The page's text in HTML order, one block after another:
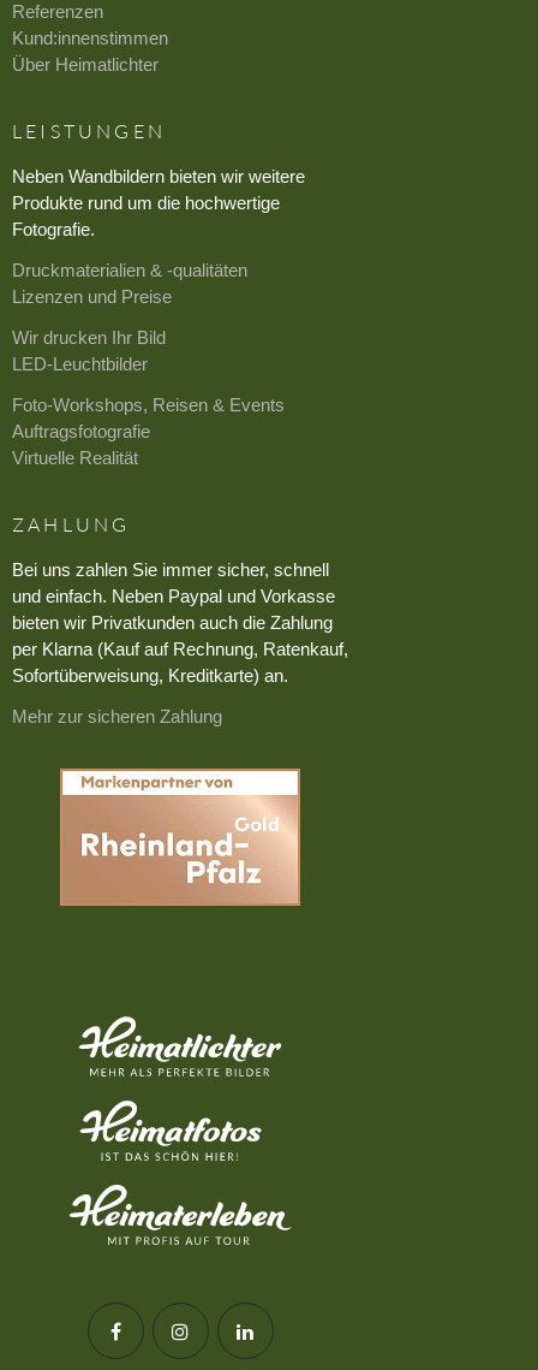
Referenzen
Kund:innenstimmen
Über Heimatlichter
LEISTUNGEN
Neben Wandbildern bieten wir weitere
Produkte rund um die hochwertige
Fotografie.
Druckmaterialien & -qualitäten
Lizenzen und Preise
Wir drucken Ihr Bild
LED-Leuchtbilder
Foto-Workshops, Reisen & Events
Auftragsfotografie
Virtuelle Realität
ZAHLUNG
Bei uns zahlen Sie immer sicher, schnell
und einfach. Neben Paypal und Vorkasse
bieten wir Privatkunden auch die Zahlung
per Klarna (Kauf auf Rechnung, Ratenkauf,
Sofortüberweisung, Kreditkarte) an.
Mehr zur sicheren Zahlung